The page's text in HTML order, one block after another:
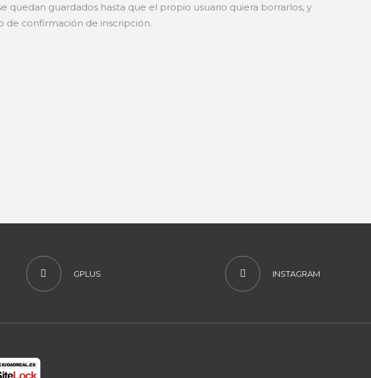
quedan guardados hasta que el propio usuario quiera borrarlos, y
de confirmación de inscripción.
GPLUS INSTAGRAM